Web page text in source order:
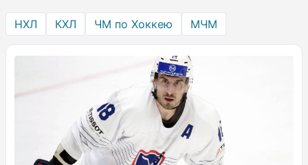
НХЛ КХЛ ЧМ по Хоккею МЧМ